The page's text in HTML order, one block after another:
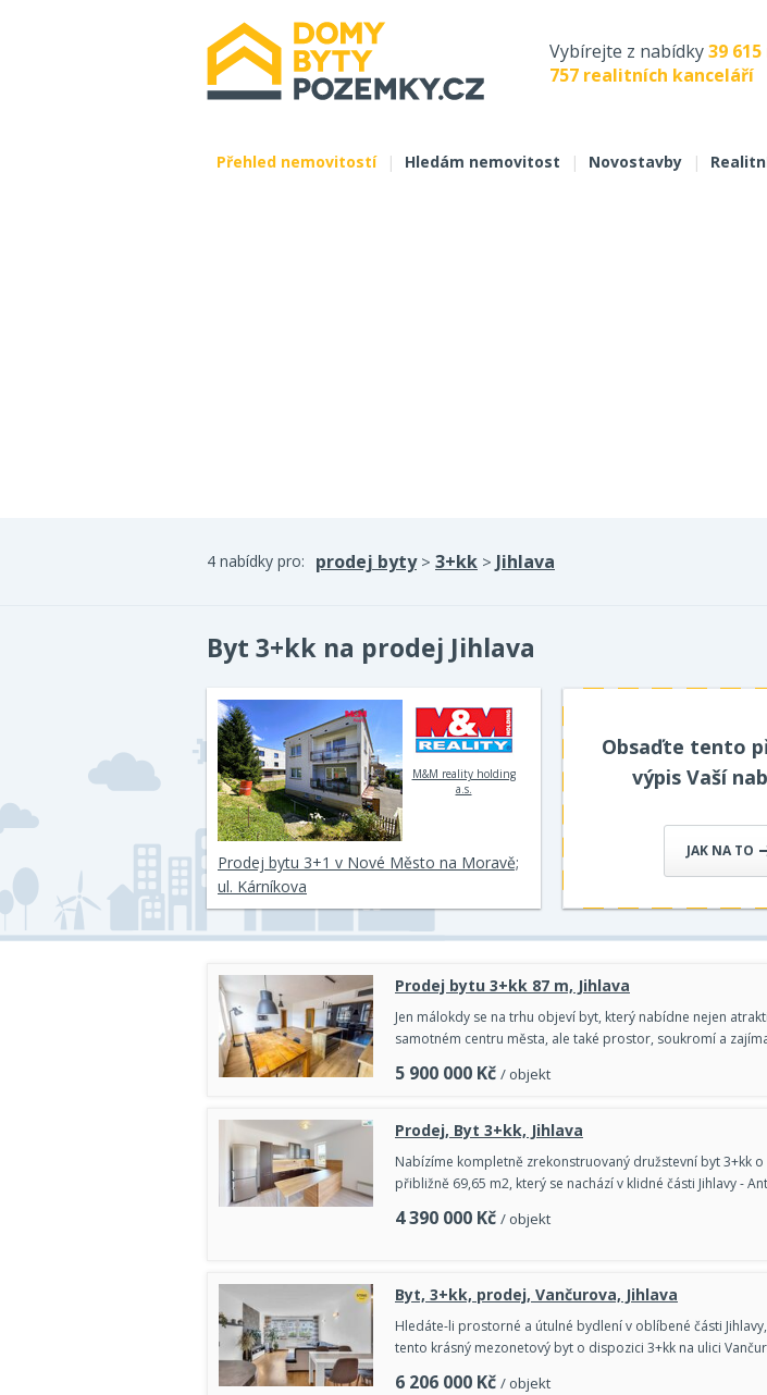
Vybírejte z nabídky39
757 realitních kanceláří
Přehled nemovitostí | Hledám nemovitost | Novostavby |
4 nabídky pro: prodej byty> 3+kk > Jihlava
Byt 3+kk na prodej Jihlava
M&M reality holding
a.s.
Prodej bytu 3+1 v Nové Město na Moravě;
ul. Kárníkova
Obsaďte tento
výpis Vaší
JAK NA TO
Prodej bytu 3+kk 87 m, Jihlava
Jen málokdy se na trhu objeví byt, který nabídne nejen
samotném centru města, ale také prostor, soukromí a
5 900 000 Kč / objekt
Prodej, Byt 3+kk, Jihlava
Nabízíme kompletně zrekonstruovaný družstevní byt 3+kk
přibližně 69,65 m2, který se nachází v klidné části Jihlavy -
4 390 000 Kč / objekt
Byt, 3+kk, prodej, Vančurova, Jihlava
Hledáte-li prostorné a útulné bydlení v oblíbené části
tento krásný mezonetový byt o dispozici 3+kk na ulici
6 206 000 Kč / objekt